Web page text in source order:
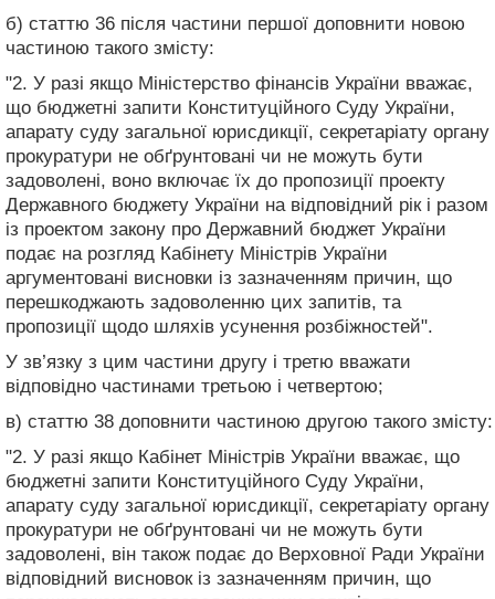
б) статтю 36 після частини першої доповнити новою
частиною такого змісту:
"2. У разі якщо Міністерство фінансів України вважає,
що бюджетні запити Конституційного Суду України,
апарату суду загальної юрисдикції, секретаріату органу
прокуратури не обґрунтовані чи не можуть бути
задоволені, воно включає їх до пропозиції проекту
Державного бюджету України на відповідний рік і разом
із проектом закону про Державний бюджет України
подає на розгляд Кабінету Міністрів України
аргументовані висновки із зазначенням причин, що
перешкоджають задоволенню цих запитів, та
пропозиції щодо шляхів усунення розбіжностей".
У зв’язку з цим частини другу і третю вважати
відповідно частинами третьою і четвертою;
в) статтю 38 доповнити частиною другою такого змісту:
"2. У разі якщо Кабінет Міністрів України вважає, що
бюджетні запити Конституційного Суду України,
апарату суду загальної юрисдикції, секретаріату органу
прокуратури не обґрунтовані чи не можуть бути
задоволені, він також подає до Верховної Ради України
відповідний висновок із зазначенням причин, що